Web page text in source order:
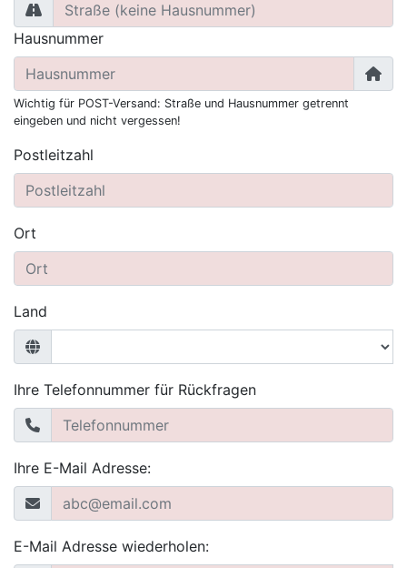
Hausnummer
Wichtig für POST-Versand: Straße und Hausnummer getrennt
eingeben und nicht vergessen!
Postleitzahl
Ort
Land
Ihre Telefonnummer für Rückfragen
Ihre E-Mail Adresse:
E-Mail Adresse wiederholen: